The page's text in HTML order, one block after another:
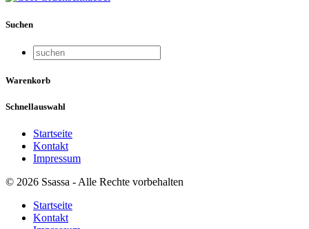
Suchen
Warenkorb
Schnellauswahl
Startseite
Kontakt
Impressum
© 2026 Ssassa - Alle Rechte vorbehalten
Startseite
Kontakt